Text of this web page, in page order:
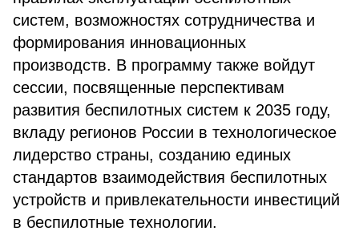
систем, возможностях сотрудничества и
формирования инновационных
производств. В программу также войдут
сессии, посвященные перспективам
развития беспилотных систем к 2035 году,
вкладу регионов России в технологическое
лидерство страны, созданию единых
стандартов взаимодействия беспилотных
устройств и привлекательности инвестиций
в беспилотные технологии.